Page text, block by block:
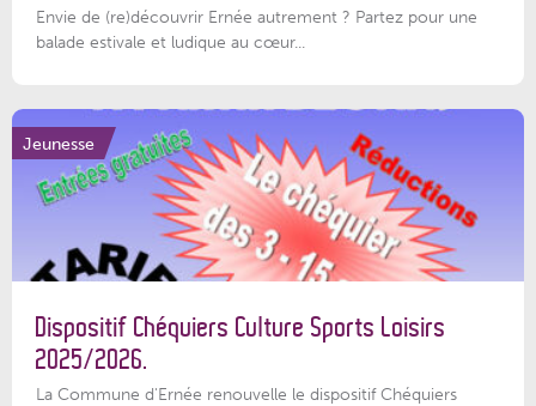
Envie de (re)découvrir Ernée autrement ? Partez pour une
balade estivale et ludique au cœur...
Jeunesse
Dispositif Chéquiers Culture Sports Loisirs
2025/2026.
La Commune d'Ernée renouvelle le dispositif Chéquiers